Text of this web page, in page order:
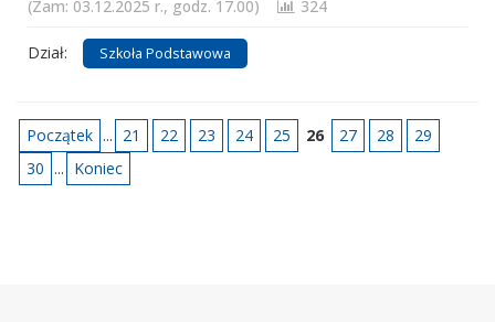
(Zam: 03.12.2025 r., godz. 17.00) 324
Dział: Szkoła Podstawowa
Początek ... 21 22 23 24 25 26 27 28
29
30 ... Koniec